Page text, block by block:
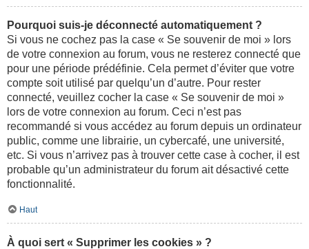
Pourquoi suis-je déconnecté automatiquement ?
Si vous ne cochez pas la case « Se souvenir de moi » lors
de votre connexion au forum, vous ne resterez connecté que
pour une période prédéfinie. Cela permet d’éviter que votre
compte soit utilisé par quelqu’un d’autre. Pour rester
connecté, veuillez cocher la case « Se souvenir de moi »
lors de votre connexion au forum. Ceci n’est pas
recommandé si vous accédez au forum depuis un ordinateur
public, comme une librairie, un cybercafé, une université,
etc. Si vous n’arrivez pas à trouver cette case à cocher, il est
probable qu’un administrateur du forum ait désactivé cette
fonctionnalité.
Haut
À quoi sert « Supprimer les cookies » ?